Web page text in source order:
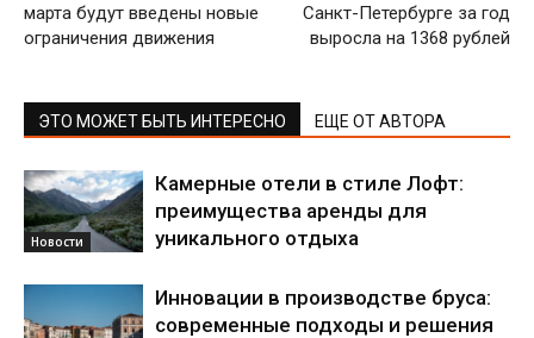
марта будут введены новые
ограничения движения
Санкт-Петербурге за год
выросла на 1368 рублей
ЭТО МОЖЕТ БЫТЬ ИНТЕРЕСНО ЕЩЕ ОТ АВТОРА
Новости
Камерные отели в стиле Лофт:
преимущества аренды для
уникального отдыха
Инновации в производстве бруса:
современные подходы и решения